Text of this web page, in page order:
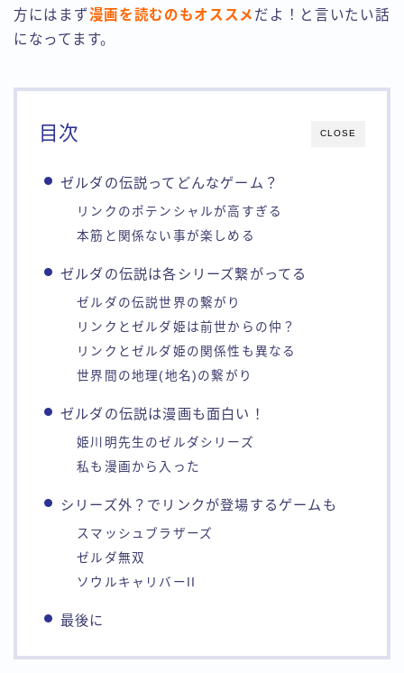
方にはまず漫画を読むのもオススメ だよ！と言いたい話
になってます。
CLOSE
目次
ゼルダの伝説ってどんなゲーム？
リンクのポテンシャルが高すぎる
本筋と関係ない事が楽しめる
ゼルダの伝説は各シリーズ繋がってる
ゼルダの伝説世界の繋がり
リンクとゼルダ姫は前世からの仲？
リンクとゼルダ姫の関係性も異なる
世界間の地理(地名)の繋がり
ゼルダの伝説は漫画も面白い！
姫川明先生のゼルダシリーズ
私も漫画から入った
シリーズ外？でリンクが登場するゲームも
スマッシュブラザーズ
ゼルダ無双
ソウルキャリバーII
最後に